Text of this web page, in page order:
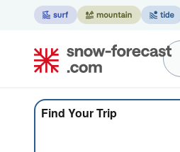
Find Your Trip